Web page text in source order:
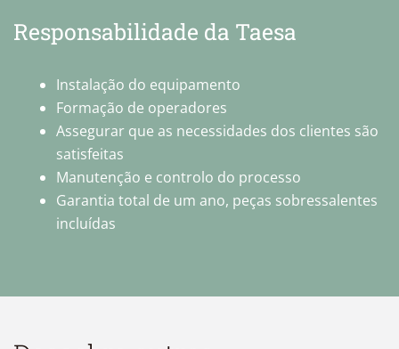
Responsabilidade da Taesa
Instalação do equipamento
Formação de operadores
Assegurar que as necessidades dos clientes são
satisfeitas
Manutenção e controlo do processo
Garantia total de um ano, peças sobressalentes
incluídas